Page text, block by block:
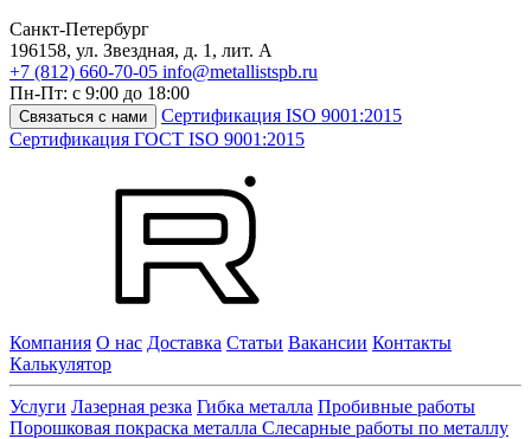
Санкт-Петербург
196158, ул. Звездная, д. 1, лит. А
+7 (812) 660-70-05 info@metallistspb.ru
Пн-Пт: с 9:00 до 18:00
Связаться с нами
Сертификация ISO 9001:2015
Сертификация ГОСТ ISO 9001:2015
Компания О нас Доставка Статьи Вакансии Контакты
Калькулятор
Услуги Лазерная резка Гибка металла Пробивные работы
Порошковая покраска металла Слесарные работы по металлу